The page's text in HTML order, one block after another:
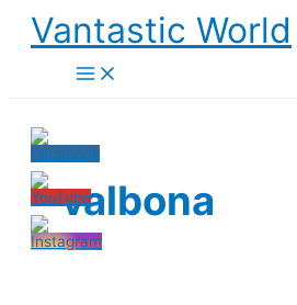
Skip
content
Vantastic World
valbona